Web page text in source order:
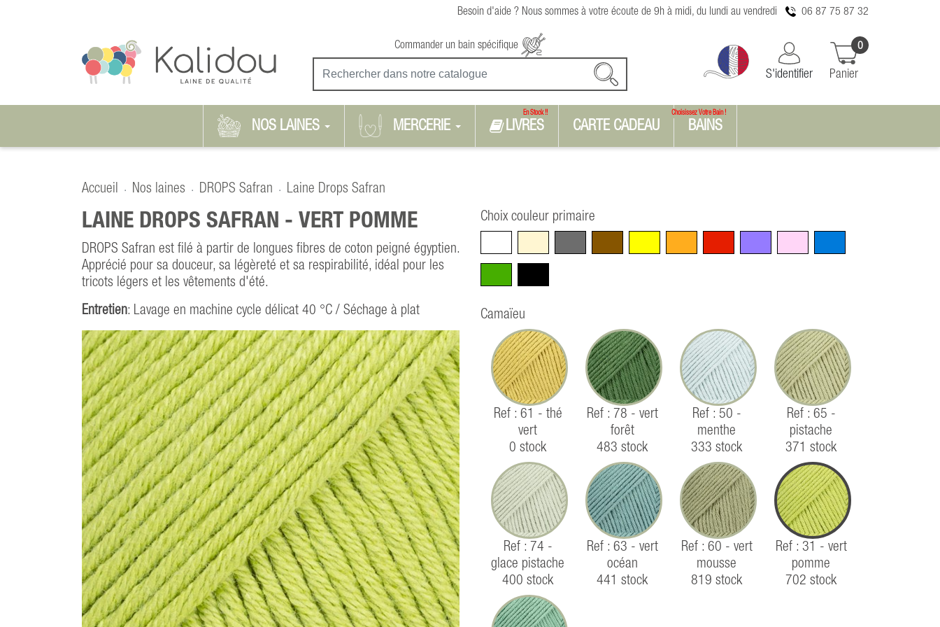
Besoin d'aide ? Nous sommes à votre écoute de 9h à midi, du lundi au vendredi 06 87 75 87 32
Commander un bain spécifique
S'identifier Panier
0
NOS LAINES MERCERIE LIVRES
En Stock !!
CARTE CADEAU BAINS
Choisissez Votre Bain !
Accueil Nos laines DROPS Safran Laine Drops Safran
LAINE DROPS SAFRAN - VERT POMME
DROPS Safran est filé à partir de longues fibres de coton peigné égyptien.
Apprécié pour sa douceur, sa légèreté et sa respirabilité, idéal pour les
tricots légers et les vêtements d'été.
Entretien: Lavage en machine cycle délicat 40 °C / Séchage à plat
Choix couleur primaire
Camaïeu
Ref : 61 - thé
vert
0 stock
Ref : 78 - vert
forêt
483 stock
Ref : 50 -
menthe
333 stock
Ref : 65 -
pistache
371 stock
Ref : 74 -
glace pistache
400 stock
Ref : 63 - vert
océan
441 stock
Ref : 60 - vert
mousse
819 stock
Ref : 31 - vert
pomme
702 stock